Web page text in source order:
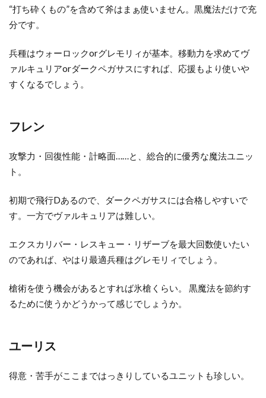
“打ち砕くもの”を含めて斧はまぁ使いません。黒魔法だけで充
分です。
兵種はウォーロックorグレモリィが基本。移動力を求めてヴ
ァルキュリアorダークペガサスにすれば、応援もより使いや
すくなるでしょう。
フレン
攻撃力・回復性能・計略面……と、総合的に優秀な魔法ユニッ
ト。
初期で飛行Dあるので、ダークペガサスには合格しやすいで
す。一方でヴァルキュリアは難しい。
エクスカリバー・レスキュー・リザーブを最大回数使いたい
のであれば、やはり最適兵種はグレモリィでしょう。
槍術を使う機会があるとすれば氷槍くらい。 黒魔法を節約す
るために使うかどうかって感じでしょうか。
ユーリス
得意・苦手がここまではっきりしているユニットも珍しい。